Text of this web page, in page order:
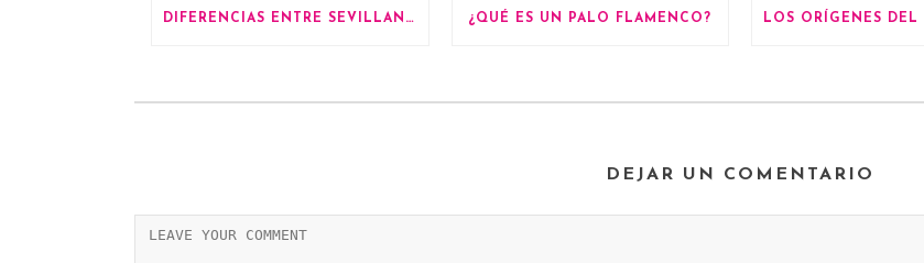
DIFERENCIAS ENTRE SEVILLANAS Y FLAMENCO ¿QUÉ ES UN PALO FLAMENCO?
DEJAR UN COMENTARIO